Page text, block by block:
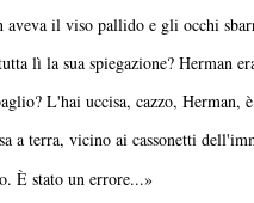
il viso pallido e gli occhi
lì la sua spiegazione? Herman
L'hai uccisa, cazzo,
a terra, vicino ai cassonetti
È stato un errore...»